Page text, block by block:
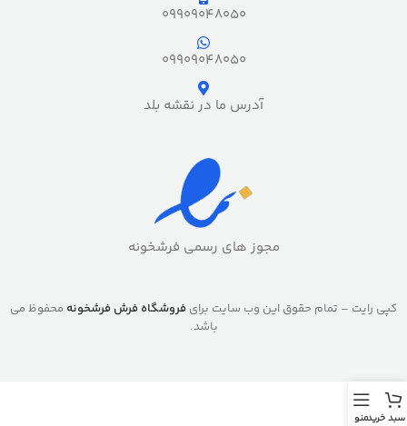
09909048050
09909048050
آدرس ما در نقشه بلد
مجوز های رسمی فرشخونه
کپی رایت – تمام حقوق این وب سایت برای فروشگاه فرش فرشخونه محفوظ می
باشد.
سبد خریدمنو